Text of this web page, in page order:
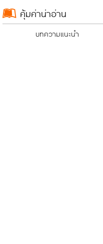
คุ้มค่าน่าอ่าน
บทความแนะนำ